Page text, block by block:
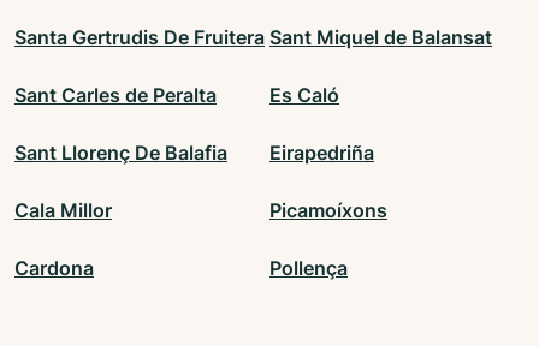
Santa Gertrudis De Fruitera Sant Miquel de Balansat
Sant Carles de Peralta Es Caló
Sant Llorenç De Balafia Eirapedriña
Cala Millor Picamoíxons
Cardona Pollença